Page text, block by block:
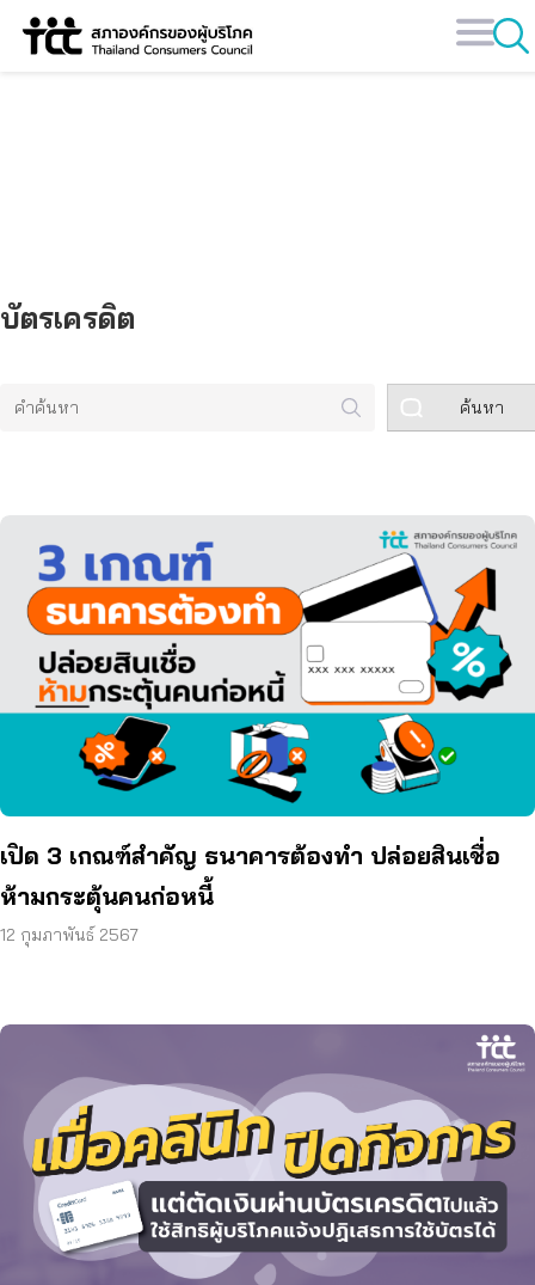
Skip
บัตรเครดิต
ค้นหา
เปิด 3 เกณฑ์สำคัญ ธนาคารต้องทำ ปล่อยสินเชื่อ
ห้ามกระตุ้นคนก่อหนี้
12 กุมภาพันธ์ 2567